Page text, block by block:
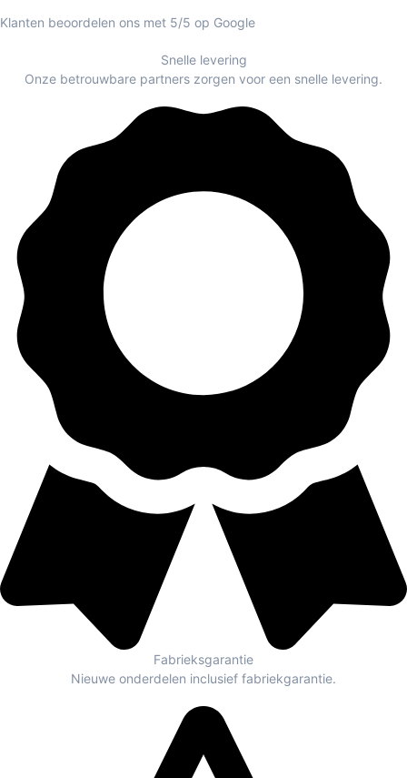
Klanten beoordelen ons met 5/5 op Google
Snelle levering
Onze betrouwbare partners zorgen voor een snelle levering.
Fabrieksgarantie
Nieuwe onderdelen inclusief fabriekgarantie.